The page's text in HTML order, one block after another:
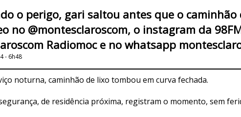
o perigo, gari saltou antes que o caminhão
no @montesclaroscom, o instagram da
Radiomoc e no whatsapp
- 6h48
noturna, caminhão de lixo tombou em curva fechada.
de residência próxima, registram o momento, sem